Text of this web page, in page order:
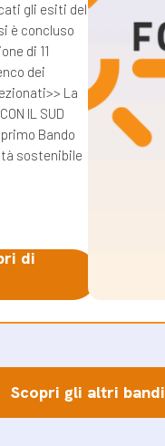
gli esiti del
è concluso
di 11
dei
La
IL SUD
Bando
sostenibile
di
Scopri gli altri bandi